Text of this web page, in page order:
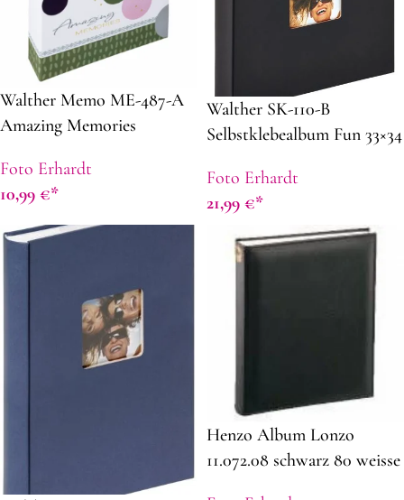
Walther Memo ME-487-A
Amazing Memories
Foto Erhardt
10,99 €
Walther SK-110-B
Selbstklebealbum Fun 33×34
Foto Erhardt
21,99 €
Henzo Album Lonzo
11.072.08 schwarz 80 weisse